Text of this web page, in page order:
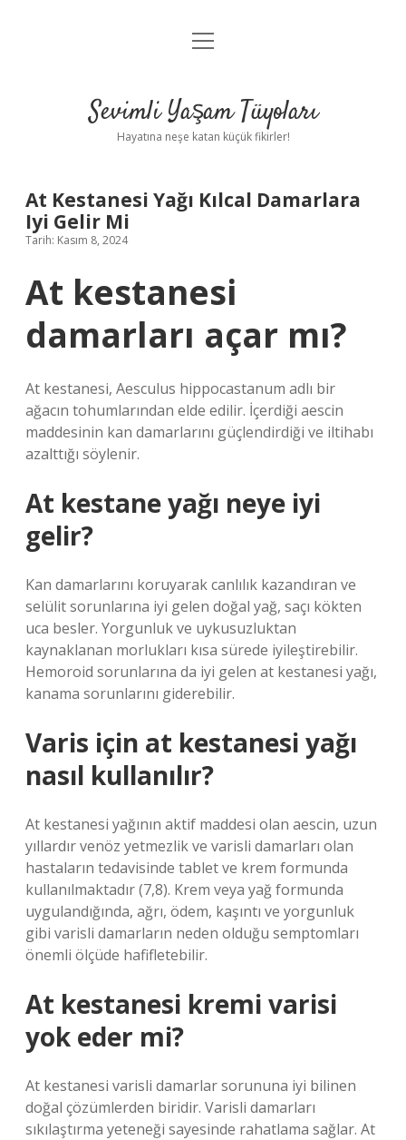
Anasayfa
Yasal Uyarı
menüyü
Sevimli Yaşam Tüyoları
Hayatına neşe katan küçük fikirler!
At Kestanesi Yağı Kılcal Damarlara
Iyi Gelir Mi
Tarih: Kasım 8, 2024
At kestanesi
damarları açar mı?
At kestanesi, Aesculus hippocastanum adlı bir
ağacın tohumlarından elde edilir. İçerdiği aescin
maddesinin kan damarlarını güçlendirdiği ve iltihabı
azalttığı söylenir.
At kestane yağı neye iyi
gelir?
Kan damarlarını koruyarak canlılık kazandıran ve
selülit sorunlarına iyi gelen doğal yağ, saçı kökten
uca besler. Yorgunluk ve uykusuzluktan
kaynaklanan morlukları kısa sürede iyileştirebilir.
Hemoroid sorunlarına da iyi gelen at kestanesi yağı,
kanama sorunlarını giderebilir.
Varis için at kestanesi yağı
nasıl kullanılır?
At kestanesi yağının aktif maddesi olan aescin, uzun
yıllardır venöz yetmezlik ve varisli damarları olan
hastaların tedavisinde tablet ve krem ​​formunda
kullanılmaktadır (7,8). Krem veya yağ formunda
uygulandığında, ağrı, ödem, kaşıntı ve yorgunluk
gibi varisli damarların neden olduğu semptomları
önemli ölçüde hafifletebilir.
At kestanesi kremi varisi
yok eder mi?
At kestanesi varisli damarlar sorununa iyi bilinen
doğal çözümlerden biridir. Varisli damarları
sıkılaştırma yeteneği sayesinde rahatlama sağlar. At